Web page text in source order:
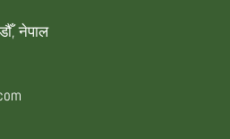
नेपाल